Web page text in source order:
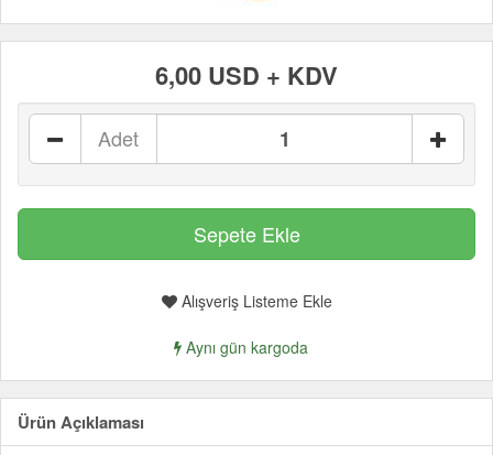
6,00 USD + KDV
Adet
Alışveriş Listeme Ekle
Aynı gün kargoda
Ürün Açıklaması